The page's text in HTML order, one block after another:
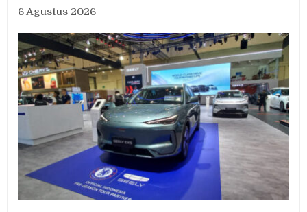
6 Agustus 2026